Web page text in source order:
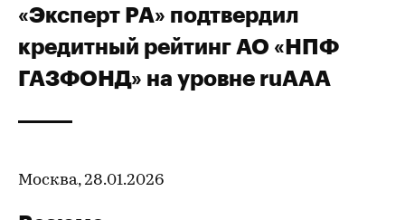
«Эксперт РА» подтвердил
кредитный рейтинг АО «НПФ
ГАЗФОНД» на уровне ruAАA
Москва, 28.01.2026